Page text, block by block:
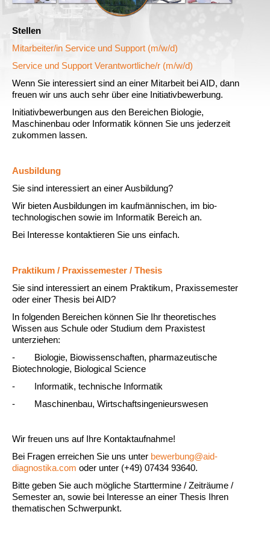
Stellen
Mitarbeiter/in Service und Support (m/w/d)
Service und Support Verantwortliche/r (m/w/d)
Wenn Sie interessiert sind an einer Mitarbeit bei AID, dann
freuen wir uns auch sehr über eine Initiativbewerbung.
Initiativbewerbungen aus den Bereichen Biologie,
Maschinenbau oder Informatik können Sie uns jederzeit
zukommen lassen.
Ausbildung
Sie sind interessiert an einer Ausbildung?
Wir bieten Ausbildungen im kaufmännischen, im bio-
technologischen sowie im Informatik Bereich an.
Bei Interesse kontaktieren Sie uns einfach.
Praktikum / Praxissemester / Thesis
Sie sind interessiert an einem Praktikum, Praxissemester
oder einer Thesis bei AID?
In folgenden Bereichen können Sie Ihr theoretisches
Wissen aus Schule oder Studium dem Praxistest
unterziehen:
- Biologie, Biowissenschaften, pharmazeutische
Biotechnologie, Biological Science
- Informatik, technische Informatik
- Maschinenbau, Wirtschaftsingenieurswesen
Wir freuen uns auf Ihre Kontaktaufnahme!
Bei Fragen erreichen Sie uns unter bewerbung@aid-
diagnostika.com oder unter (+49) 07434 93640.
Bitte geben Sie auch mögliche Starttermine / Zeiträume /
Semester an, sowie bei Interesse an einer Thesis Ihren
thematischen Schwerpunkt.